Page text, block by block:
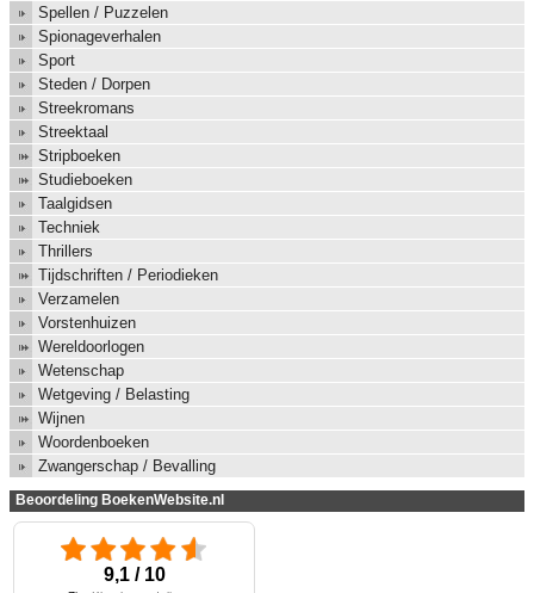
Spellen / Puzzelen
Spionageverhalen
Sport
Steden / Dorpen
Streekromans
Streektaal
Stripboeken
Studieboeken
Taalgidsen
Techniek
Thrillers
Tijdschriften / Periodieken
Verzamelen
Vorstenhuizen
Wereldoorlogen
Wetenschap
Wetgeving / Belasting
Wijnen
Woordenboeken
Zwangerschap / Bevalling
Beoordeling BoekenWebsite.nl
9,1 / 10